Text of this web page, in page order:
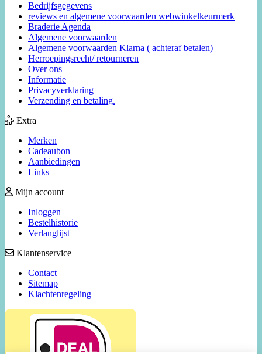
Bedrijfsgegevens
reviews en algemene voorwaarden webwinkelkeurmerk
Braderie Agenda
Algemene voorwaarden
Algemene voorwaarden Klarna ( achteraf betalen)
Herroepingsrecht/ retourneren
Over ons
Informatie
Privacyverklaring
Verzending en betaling.
Extra
Merken
Cadeaubon
Aanbiedingen
Links
Mijn account
Inloggen
Bestelhistorie
Verlanglijst
Klantenservice
Contact
Sitemap
Klachtenregeling